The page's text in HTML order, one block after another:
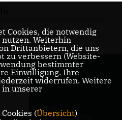
IMPRESSUM
Cookies, die notwendig
nutzen. Weiterhin
Drittanbietern, die uns
zu verbessern (Website-
bestimmter
Einwilligung. Ihre
widerrufen. Weitere
unserer
(Übersicht)